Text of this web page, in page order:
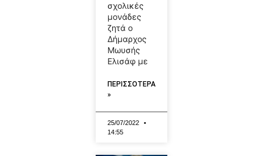
σχολικές
μονάδες
ζητά ο
Δήμαρχος
Μωυσής
Ελισάφ με
ΠΕΡΙΣΣΟΤΕΡΑ
»
25/07/2022
14:55